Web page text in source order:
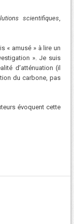
scientifiques,
« amusé » à lire un
». Je suis
d’atténuation (il
du carbone, pas
évoquent cette